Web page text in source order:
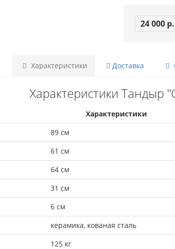
24 000 р.
Характеристики Доставка
Характеристики Тандыр
Характеристики
89 см
61 см
64 см
31 см
6 см
керамика, кованая сталь
125 кг